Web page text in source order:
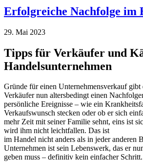
Erfolgreiche Nachfolge im
29. Mai 2023
Tipps für Verkäufer und
Handelsunternehmen
Gründe für einen Unternehmensverkauf gibt
Verkäufer nun altersbedingt einen
persönliche Ereignisse – wie ein
Verkaufswunsch stecken oder ob er sich
mehr Zeit mit seiner Familie sehnt, eins ist
wird ihm nicht leichtfallen. Das ist
im Handel nicht anders als in jeder anderen
Unternehmen ist sein Lebenswerk, das er
geben muss – definitiv kein einfacher Schritt.